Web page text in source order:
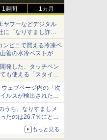
1週間 1カ月
ヤフーなどデジタル
に「なりすまし詐欺
名人の写真や映像を
策として
ビニで買える冷凍ペ
善の水冷ベストがロ
【ぼっち・ざ・ろー
でなにしてる？】
発した、タッチペン
も使える「スタイラ
にも紙にも、持ち替
ェブページ内の「次
ルスが検出されたと
ト詐欺ですよ！】
うち、なりすましメ
たのは26.7％にとど
ュリティ調査
もっと見る